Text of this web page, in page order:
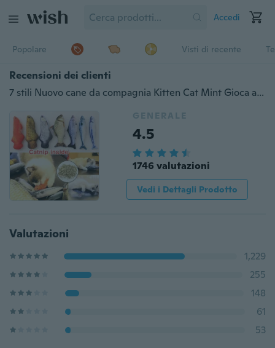
Accedi
Popolare Visti di recente
Recensioni dei clienti
7 stili Nuovo cane da compagnia Kitten Cat Mint Gioca a forma di pesce giocattoli di peluche ricoperti di erba di erba gatta
GENERALE
4.5
1746 valutazioni
Vedi i Dettagli Prodotto
Valutazioni
1,229
255
148
61
53